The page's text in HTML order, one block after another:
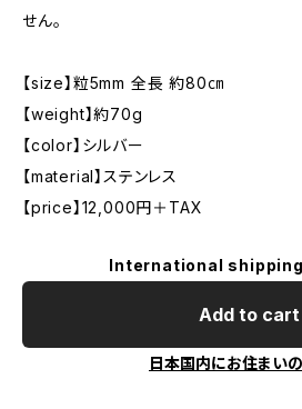
せん。
【size】粒5mm 全長 約80㎝
【weight】約70g
【color】シルバー
【material】ステンレス
【price】12,000円＋TAX
International
Add to cart
日本国内にお住まい